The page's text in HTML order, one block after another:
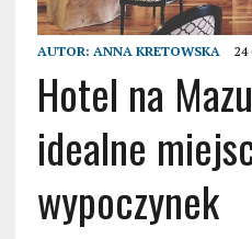
AUTOR: ANNA KRETOWSKA 24
Hotel na
idealne
wypoczynek